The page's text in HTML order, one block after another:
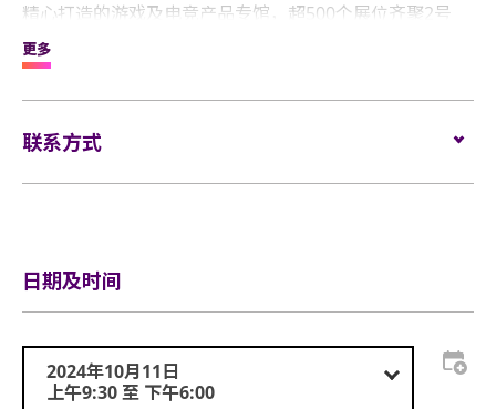
精心打造的游戏及电竞产品专馆，超500个展位齐聚2号
馆，展示游戏机及周边配件、电竞设备、VR游戏设备及家
用娱乐电子产品等热销新品，全方位覆盖电竞及游戏硬件
现场设有新品发布会、环球资源创新大奖及游戏主题体验
更多
联系方式
OS_HK_TopNav
日期及时间
2024年10月11日
上午9:30 至 下午6:00